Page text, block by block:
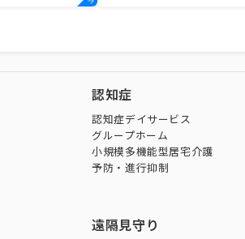
認知症
認知症デイサービス
グループホーム
小規模多機能型居宅介護
予防・進行抑制
遠隔見守り